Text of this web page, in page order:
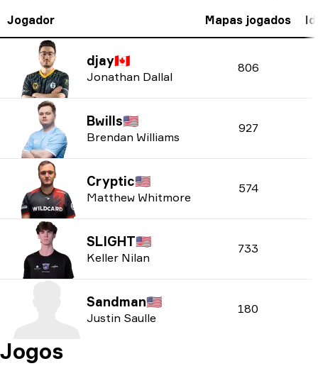
Jogador Mapas jogados
djay🇨🇦
Jonathan Dallal
806
Bwills🇺🇸
Brendan Williams
927
Cryptic🇺🇸
Matthew Whitmore
574
SLIGHT🇺🇸
Keller Nilan
733
Sandman🇺🇸
Justin Saulle
180
Jogos